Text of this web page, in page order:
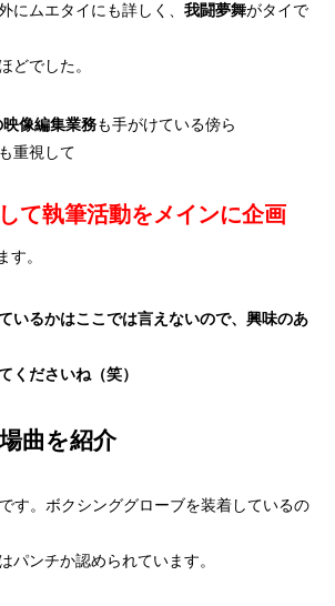
にムエタイにも詳しく、 我闘夢舞がタイで
どでした。
映像編集業務も手がけている傍ら
重視して
て執筆活動をメインに企画
す。
いるかはここでは言えないので、興味のあ
くださいね（笑）
曲を紹介
す。ボクシンググローブを装着しているの
パンチか認められています。